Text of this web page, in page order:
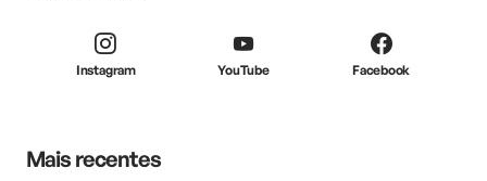
Instagram YouTube Facebook
Mais recentes